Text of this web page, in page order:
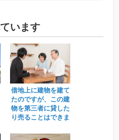
います
借地上に建物を建て
たのですが、この建
物を第三者に貸した
り売ることはできま